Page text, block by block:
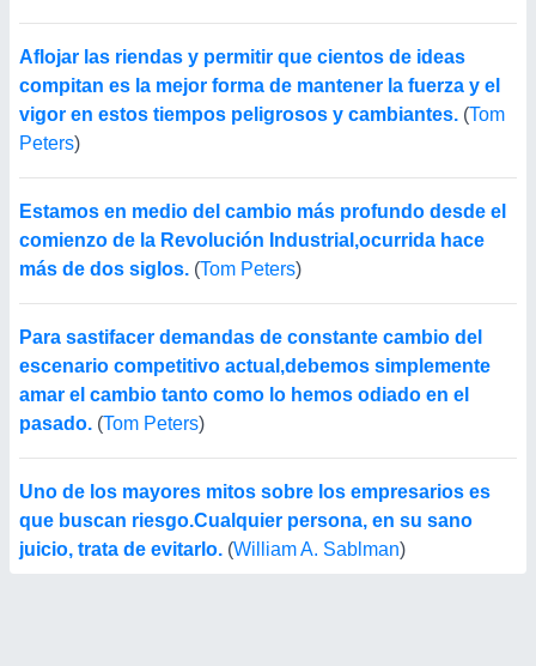
Aflojar las riendas y permitir que cientos de ideas
compitan es la mejor forma de mantener la fuerza y el
vigor en estos tiempos peligrosos y cambiantes. (Tom
Peters)
Estamos en medio del cambio más profundo desde el
comienzo de la Revolución Industrial,ocurrida hace
más de dos siglos. (Tom Peters)
Para sastifacer demandas de constante cambio del
escenario competitivo actual,debemos simplemente
amar el cambio tanto como lo hemos odiado en el
pasado. (Tom Peters)
Uno de los mayores mitos sobre los empresarios es
que buscan riesgo.Cualquier persona, en su sano
juicio, trata de evitarlo. (William A. Sablman)